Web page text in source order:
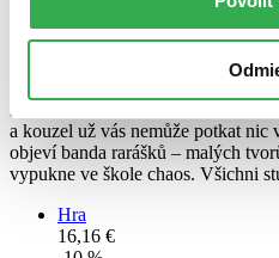
Novinka
Exit úniková hra: Škola čar a
Kouzla, elixíry, magické síly.
a kouzel už vás nemůže potkat
objeví banda rarášků – malých
vypukne ve škole chaos. Všichni
Hra
16,16 €